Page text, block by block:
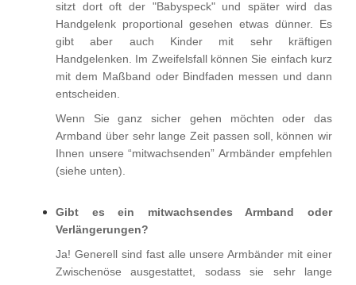
sitzt dort oft der "Babyspeck" und später wird das
Handgelenk proportional gesehen etwas dünner. Es
gibt aber auch Kinder mit sehr kräftigen
Handgelenken. Im Zweifelsfall können Sie einfach kurz
mit dem Maßband oder Bindfaden messen und dann
entscheiden.
Wenn Sie ganz sicher gehen möchten oder das
Armband über sehr lange Zeit passen soll, können wir
Ihnen unsere “mitwachsenden” Armbänder empfehlen
(siehe unten).
Gibt es ein mitwachsendes Armband oder
Verlängerungen?
Ja! Generell sind fast alle unsere Armbänder mit einer
Zwischenöse ausgestattet, sodass sie sehr lange